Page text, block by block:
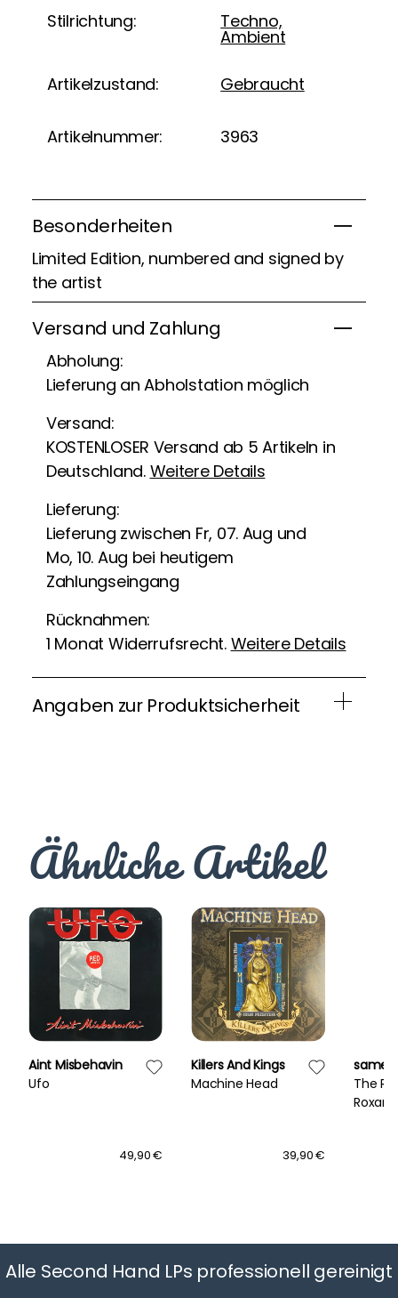
Stilrichtung: Techno,
Ambient
Artikelzustand: Gebraucht
Artikelnummer: 3963
Besonderheiten
Limited Edition, numbered and signed by
the artist
Versand und Zahlung
Abholung:
Lieferung an Abholstation möglich
Versand:
KOSTENLOSER Versand ab 5 Artikeln in
Deutschland. Weitere Details
Lieferung:
Lieferung zwischen Fr, 07. Aug und
Mo, 10. Aug bei heutigem
Zahlungseingang
Rücknahmen:
1 Monat Widerrufsrecht. Weitere Details
Angaben zur Produktsicherheit
Ähnliche Artikel
Aint Misbehavin
Ufo
49,90 €
Killers And Kings
Machine Head
39,90 €
same
The
Alle Second Hand LPs professionell gereinigt